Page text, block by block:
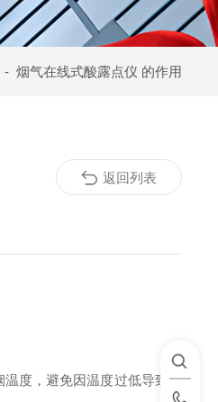
- 烟气在线式酸露点仪 的作用
度，避免因温度过低导致设
返回列表